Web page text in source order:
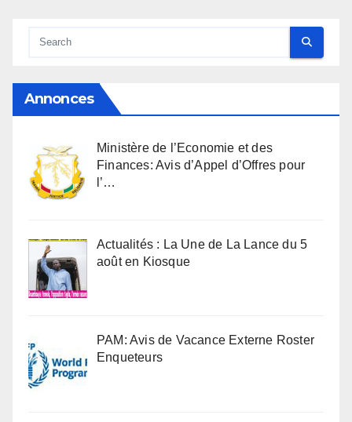
Annonces
Ministère de l’Economie et des
Finances: Avis d’Appel d’Offres pour
l’…
Actualités : La Une de La Lance du 5
août en Kiosque
PAM: Avis de Vacance Externe Roster
Enqueteurs